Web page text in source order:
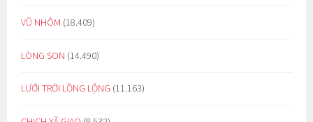
VŨ NHÔM (18.409)
LÒNG SON (14.490)
LƯỚI TRỜI LỒNG LỘNG (11.163)